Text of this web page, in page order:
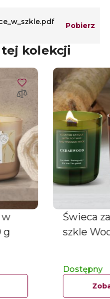
Pobierz
kolekcji
w
g
Świeca
szkle
Dostępny